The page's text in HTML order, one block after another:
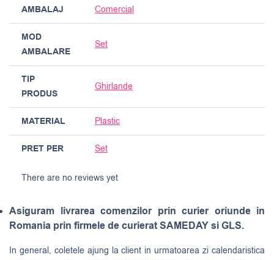
AMBALAJ Comercial
MOD
AMBALARE
Set
TIP
PRODUS
Ghirlande
MATERIAL Plastic
PRET PER Set
There are no reviews yet
Asiguram livrarea comenzilor prin curier oriunde in
Romania prin firmele de curierat SAMEDAY si GLS.
In general, coletele ajung la client in urmatoarea zi calendaristica